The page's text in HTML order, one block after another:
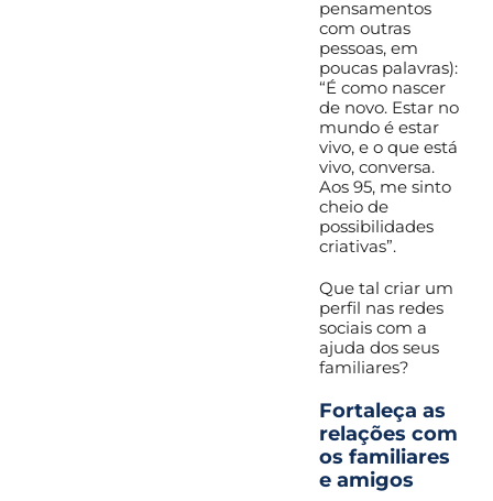
pensamentos
com outras
pessoas, em
poucas palavras):
“É como nascer
de novo. Estar no
mundo é estar
vivo, e o que está
vivo, conversa.
Aos 95, me sinto
cheio de
possibilidades
criativas”.
Que tal criar um
perfil nas redes
sociais com a
ajuda dos seus
familiares?
Fortaleça as
relações com
os familiares
e amigos